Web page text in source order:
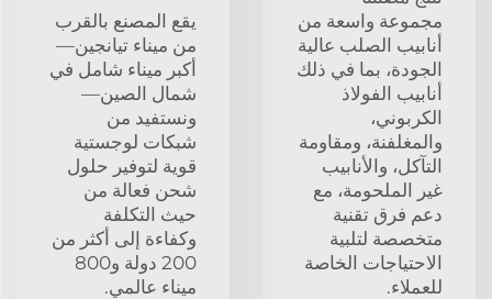
مجموعة واسعة من
أنابيب الصلب عالية
الجودة، بما في ذلك
أنابيب الفولاذ
الكربوني،
والمغلفنة، ومقاومة
التآكل، والأنابيب
غير الملحومة، مع
دعم فرق تقنية
متخصصة لتلبية
الاحتياجات الخاصة
للعملاء.
يقع المصنع بالقرب
من ميناء تيانجين—
أكبر ميناء شامل في
شمال الصين—
ونستفيد من
شبكات لوجستية
قوية لتوفير حلول
شحن فعالة من
حيث التكلفة
وكفاءة إلى أكثر من
200 دولة و800
ميناء عالمي.